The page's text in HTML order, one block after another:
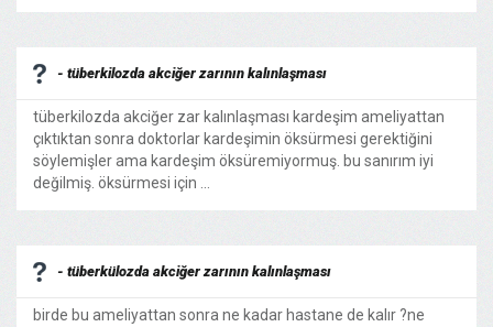
- tüberkilozda akciğer zarının kalınlaşması
tüberkilozda akciğer zar kalınlaşması kardeşim ameliyattan
çıktıktan sonra doktorlar kardeşimin öksürmesi gerektiğini
söylemişler ama kardeşim öksüremiyormuş. bu sanırım iyi
değilmiş. öksürmesi için ...
- tüberkülozda akciğer zarının kalınlaşması
birde bu ameliyattan sonra ne kadar hastane de kalır ?ne